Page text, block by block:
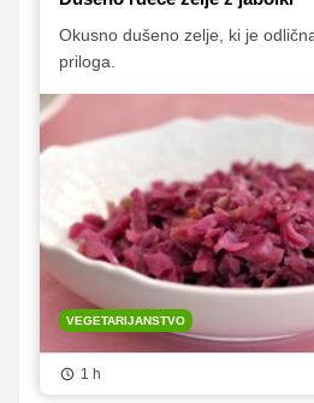
Okusno dušeno zelje, ki je
priloga.
VEGETARIJANSTVO
1 h